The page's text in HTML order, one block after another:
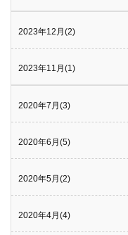
2023年12月(2)
2023年11月(1)
2020年7月(3)
2020年6月(5)
2020年5月(2)
2020年4月(4)